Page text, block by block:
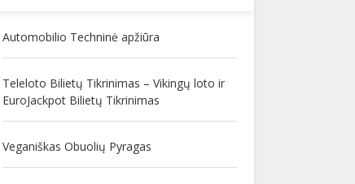
Automobilio Techninė apžiūra
Teleloto Bilietų Tikrinimas – Vikingų loto ir
EuroJackpot Bilietų Tikrinimas
Veganiškas Obuolių Pyragas